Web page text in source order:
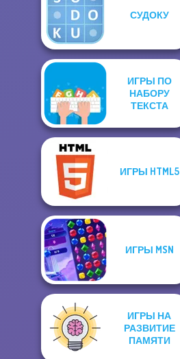
СУДОКУ
ИГРЫ ПО
НАБОРУ
ТЕКСТА
ИГРЫ HTML5
ИГРЫ MSN
ИГРЫ НА
РАЗВИТИЕ
ПАМЯТИ